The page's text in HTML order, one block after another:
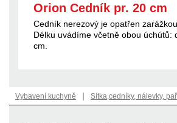
Orion Cedník pr. 20 cm
Cedník nerezový je opatřen
Délku uvádíme včetně obou úchútů:
cm.
Vybavení kuchyně | Sítka,cedníky, nálevky,